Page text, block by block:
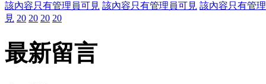
該內容只有管理員可見 該內容只有管理員可見 該內容只有管
見 20 20 20 20
最新留言